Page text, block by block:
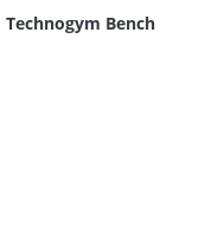
Technogym Bench